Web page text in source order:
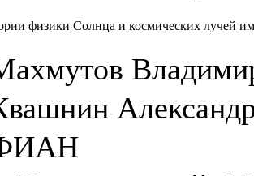
физики Солнца и космических лучей